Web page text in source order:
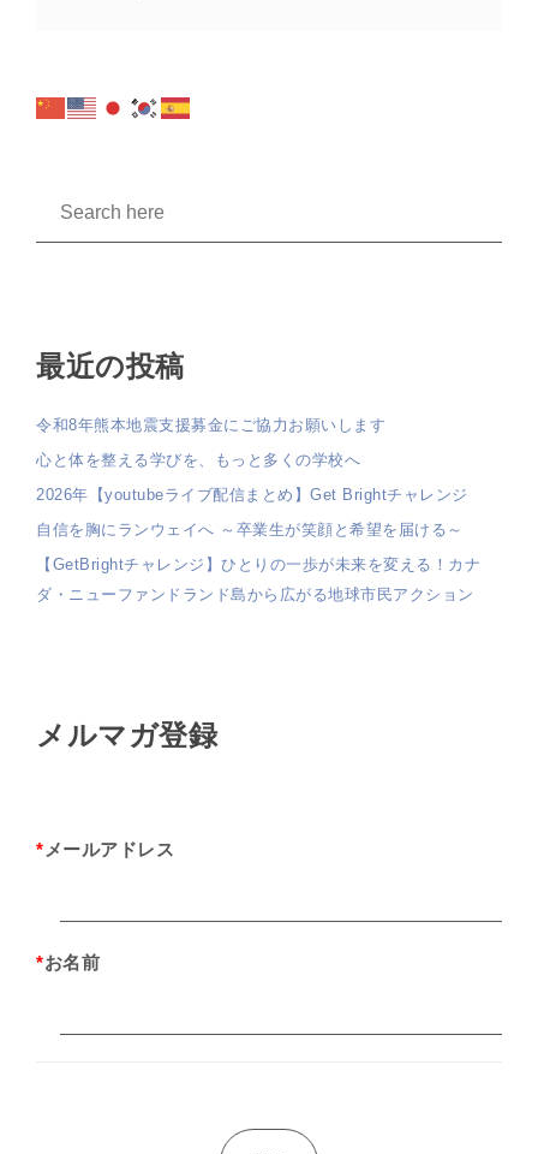
最近の投稿
令和8年熊本地震支援募金にご協力お願いします
心と体を整える学びを、もっと多くの学校へ
2026年【youtubeライブ配信まとめ】Get Brightチャレンジ
自信を胸にランウェイへ ～卒業生が笑顔と希望を届ける～
【GetBrightチャレンジ】ひとりの一歩が未来を変える！カナ
ダ・ニューファンドランド島から広がる地球市民アクション
メルマガ登録
* メールアドレス
*お名前